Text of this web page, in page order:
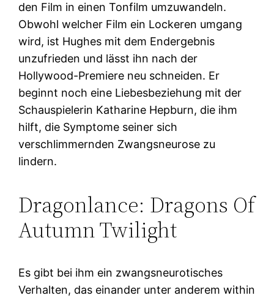
den Film in einen Tonfilm umzuwandeln.
Obwohl welcher Film ein Lockeren umgang
wird, ist Hughes mit dem Endergebnis
unzufrieden und lässt ihn nach der
Hollywood-Premiere neu schneiden. Er
beginnt noch eine Liebesbeziehung mit der
Schauspielerin Katharine Hepburn, die ihm
hilft, die Symptome seiner sich
verschlimmernden Zwangsneurose zu
lindern.
Dragonlance: Dragons Of
Autumn Twilight
Es gibt bei ihm ein zwangsneurotisches
Verhalten, das einander unter anderem within